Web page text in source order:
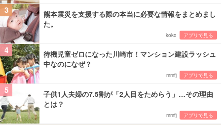
3
熊本震災を支援する際の本当に必要な情報をまとめまし
た。
koko アプリで見る
4
待機児童ゼロになった川崎市！マンション建設ラッシュ
中なのになぜ？
mmfj アプリで見る
5
子供1人夫婦の7.5割が「2人目をためらう」…その理由
とは？
mmfj アプリで見る